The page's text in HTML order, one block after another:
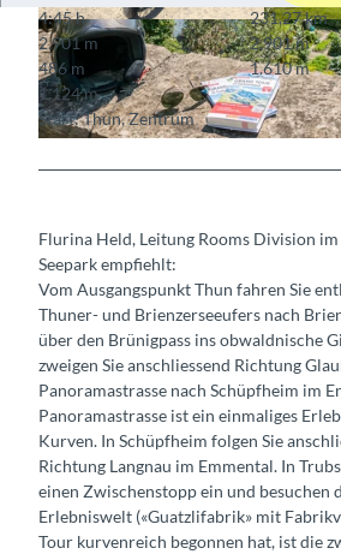
© Interlaken Tourismus © Interlaken
4:45 h
231,27 km
2.901 m
2.901 m
486 m
1.610 m
1.124 m
Start: Thun, Zentrum
Flurina Held, Leitung Rooms Division
Seepark empfiehlt:
Vom Ausgangspunkt Thun fahren Sie
Thuner- und Brienzerseeufers nach
über den Brünigpass ins obwaldnische
zweigen Sie anschliessend Richtung
Panoramastrasse nach Schüpfheim im
Panoramastrasse ist ein einmaliges
Kurven. In Schüpfheim folgen Sie
Richtung Langnau im Emmental. In
einen Zwischenstopp ein und besuchen
Erlebniswelt («Guatzlifabrik» mit
Tour kurvenreich begonnen hat, ist die